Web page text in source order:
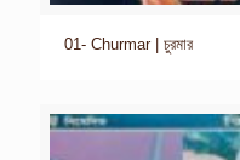
01- Churmar | চুরমার